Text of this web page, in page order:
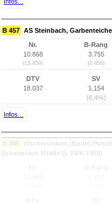
B 457 AS Steinbach,
Nr.
10.868
(13.459)
B-Rang
3.755
(1.456)
DTV
18.037
SV
1.154
(6,4%)
Infos...
B 246
Oschersleben (Bode)-
Schermcker Straße (L 24/K 1359)